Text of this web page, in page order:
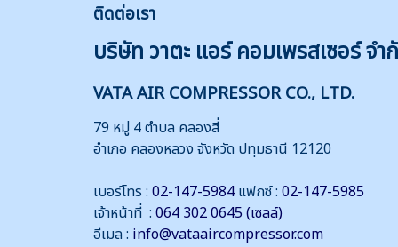
ติดต่อเรา
บริษัท วาตะ แอร์ คอมเพรสเซอร์ จำ
VATA AIR COMPRESSOR CO., LTD.
79 หมู่ 4 ตำบล คลองสี่
อำเภอ คลองหลวง จังหวัด ปทุมธานี 12120
เบอร์โทร : 02-147-5984 แฟกซ์ : 02-147-5985
เจ้าหน้าที่ : 064 302 0645 (เซลล์)
อีเมล : info@vataaircompressor.com